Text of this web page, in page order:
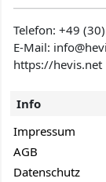
Telefon:+49
E-Mail:
https://hevis.net
Info
Impressum
AGB
Datenschutz